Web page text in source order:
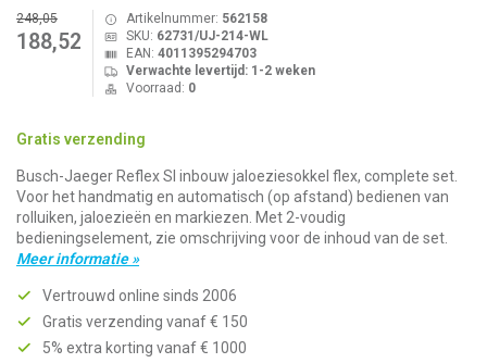
248,05
188,52
Artikelnummer: 562158
SKU: 62731/UJ-214-WL
EAN: 4011395294703
Verwachte levertijd: 1-2 weken
Voorraad: 0
Gratis verzending
Busch-Jaeger Reflex SI inbouw jaloeziesokkel flex, complete set.
Voor het handmatig en automatisch (op afstand) bedienen van
rolluiken, jaloezieën en markiezen. Met 2-voudig
bedieningselement, zie omschrijving voor de inhoud van de set.
Meer informatie »
Vertrouwd online sinds 2006
Gratis verzending vanaf € 150
5% extra korting vanaf € 1000